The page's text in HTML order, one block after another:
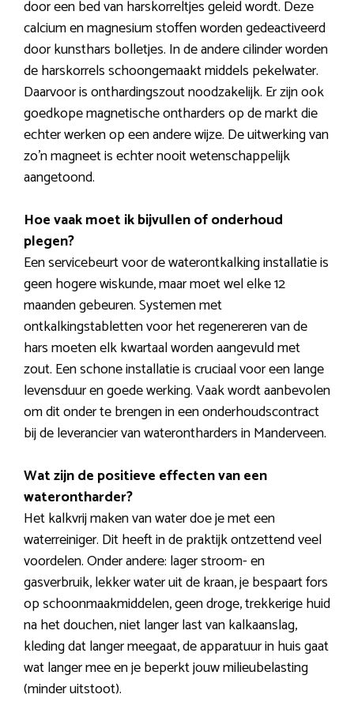
door een bed van harskorreltjes geleid wordt. Deze
calcium en magnesium stoffen worden gedeactiveerd
door kunsthars bolletjes. In de andere cilinder worden
de harskorrels schoongemaakt middels pekelwater.
Daarvoor is onthardingszout noodzakelijk. Er zijn ook
goedkope magnetische ontharders op de markt die
echter werken op een andere wijze. De uitwerking van
zo’n magneet is echter nooit wetenschappelijk
aangetoond.
Hoe vaak moet ik bijvullen of onderhoud
plegen?
Een servicebeurt voor de waterontkalking installatie is
geen hogere wiskunde, maar moet wel elke 12
maanden gebeuren. Systemen met
ontkalkingstabletten voor het regenereren van de
hars moeten elk kwartaal worden aangevuld met
zout. Een schone installatie is cruciaal voor een lange
levensduur en goede werking. Vaak wordt aanbevolen
om dit onder te brengen in een onderhoudscontract
bij de leverancier van waterontharders in Manderveen.
Wat zijn de positieve effecten van een
waterontharder?
Het kalkvrij maken van water doe je met een
waterreiniger. Dit heeft in de praktijk ontzettend veel
voordelen. Onder andere: lager stroom- en
gasverbruik, lekker water uit de kraan, je bespaart fors
op schoonmaakmiddelen, geen droge, trekkerige huid
na het douchen, niet langer last van kalkaanslag,
kleding dat langer meegaat, de apparatuur in huis gaat
wat langer mee en je beperkt jouw milieubelasting
(minder uitstoot).